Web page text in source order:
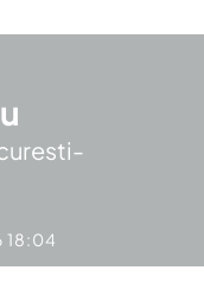
18:04